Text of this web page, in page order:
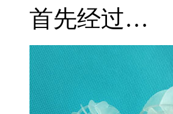
首先经过…